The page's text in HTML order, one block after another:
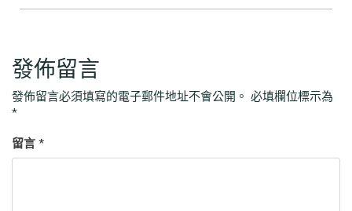
發佈留言
發佈留言必須填寫的電子郵件地址不會公開。 必填欄位標示為
*
留言 *